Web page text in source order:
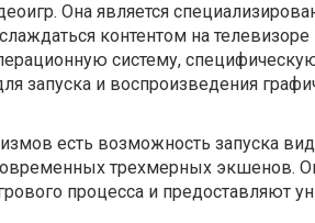
Она является
контентом на
систему,
запуска и воспроизведения
есть возможность запуска
трехмерных экшенов.
процесса и предоставляют